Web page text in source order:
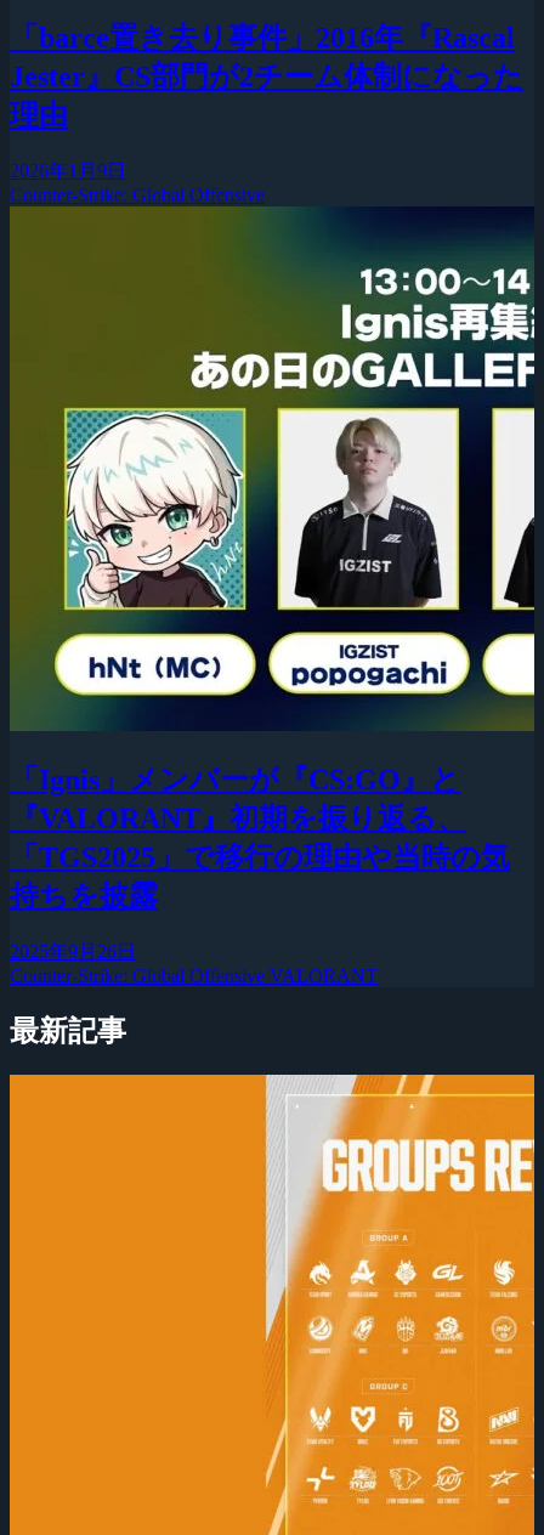
「barce置き去り事件」2016年『Rascal
Jester』CS部門が2チーム体制になった
理由
2026年1月9日
Counter-Strike: Global Offensive
「Ignis」メンバーが『CS:GO』と
『VALORANT』初期を振り返る、
「TGS2025」で移行の理由や当時の気
持ちを披露
2025年9月26日
Counter-Strike: Global Offensive VALORANT
最新記事